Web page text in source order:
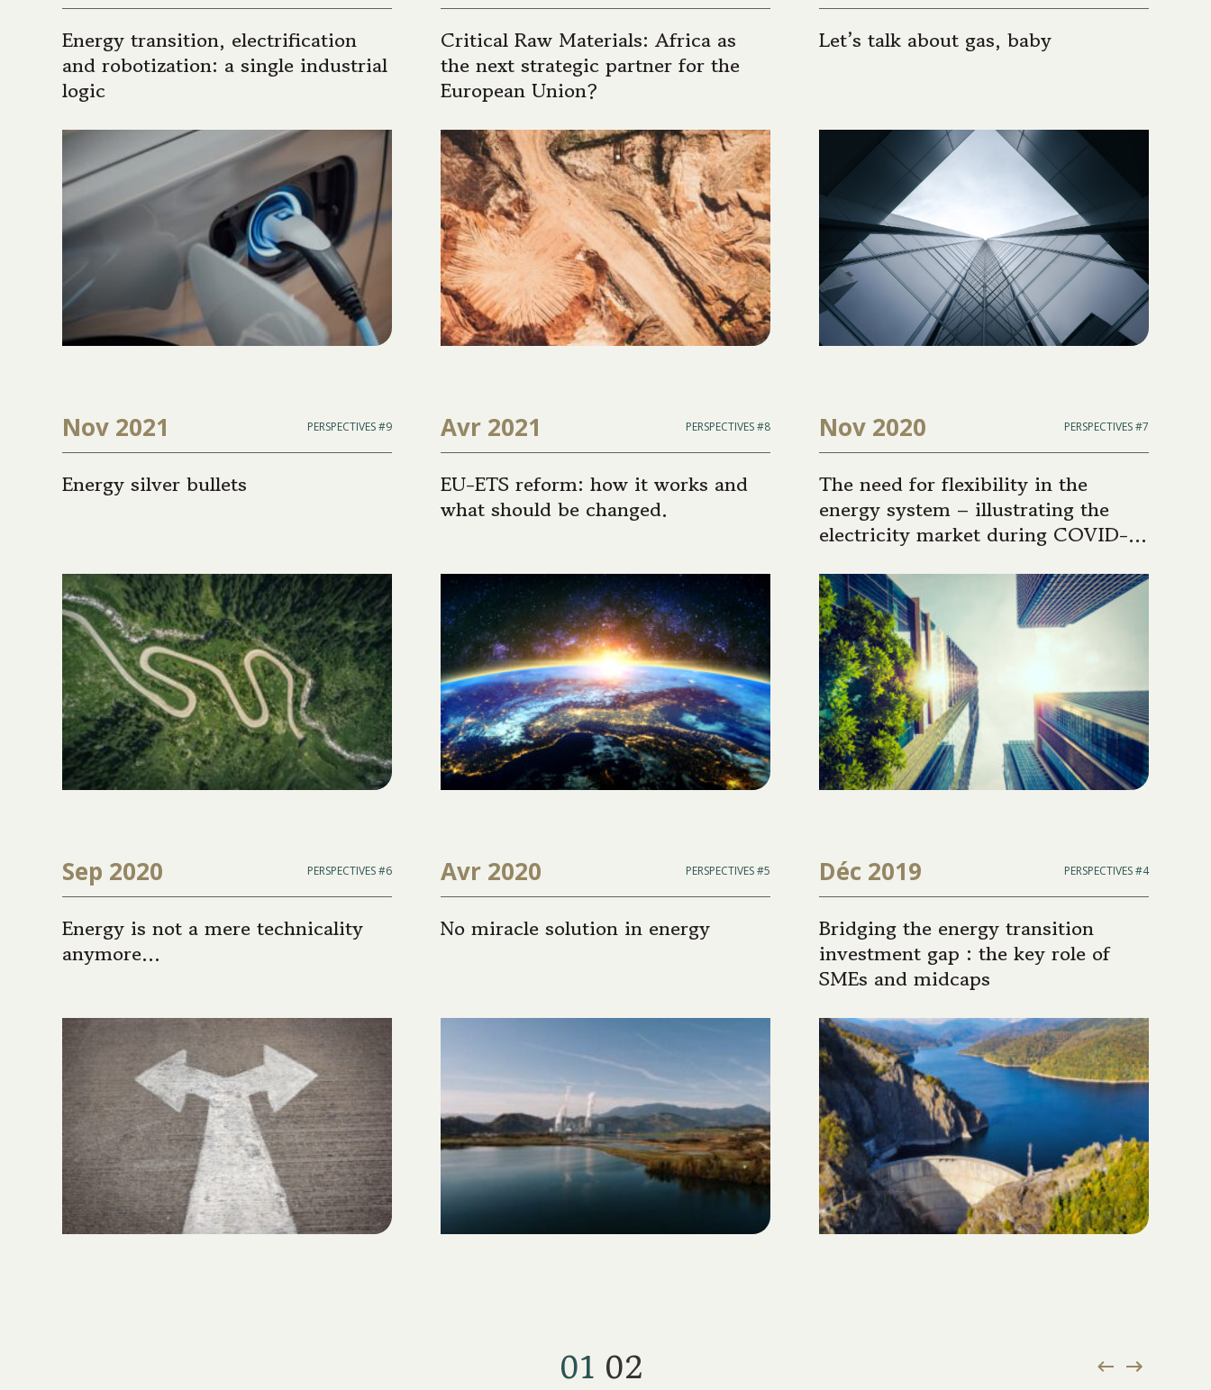
Energy transition, electrification
and robotization: a single industrial
logic
Critical Raw Materials: Africa as
the next strategic partner for the
European Union?
Let’s talk about gas, baby
Nov 2021 PERSPECTIVES #9
Energy silver bullets
Avr 2021 PERSPECTIVES #8
EU-ETS reform: how it works and
what should be changed.
Nov 2020 PERSPECTIVES #7
The need for flexibility in the
energy system – illustrating the
electricity market during COVID-19
Sep 2020 PERSPECTIVES #6
Energy is not a mere technicality
anymore…
Avr 2020 PERSPECTIVES #5
No miracle solution in energy
Déc 2019 PERSPECTIVES #4
Bridging the energy transition
investment gap : the key role of
SMEs and midcaps
01 02